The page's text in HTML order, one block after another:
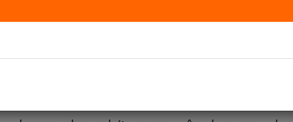
Salmo ] Senhor, você me examinar e me